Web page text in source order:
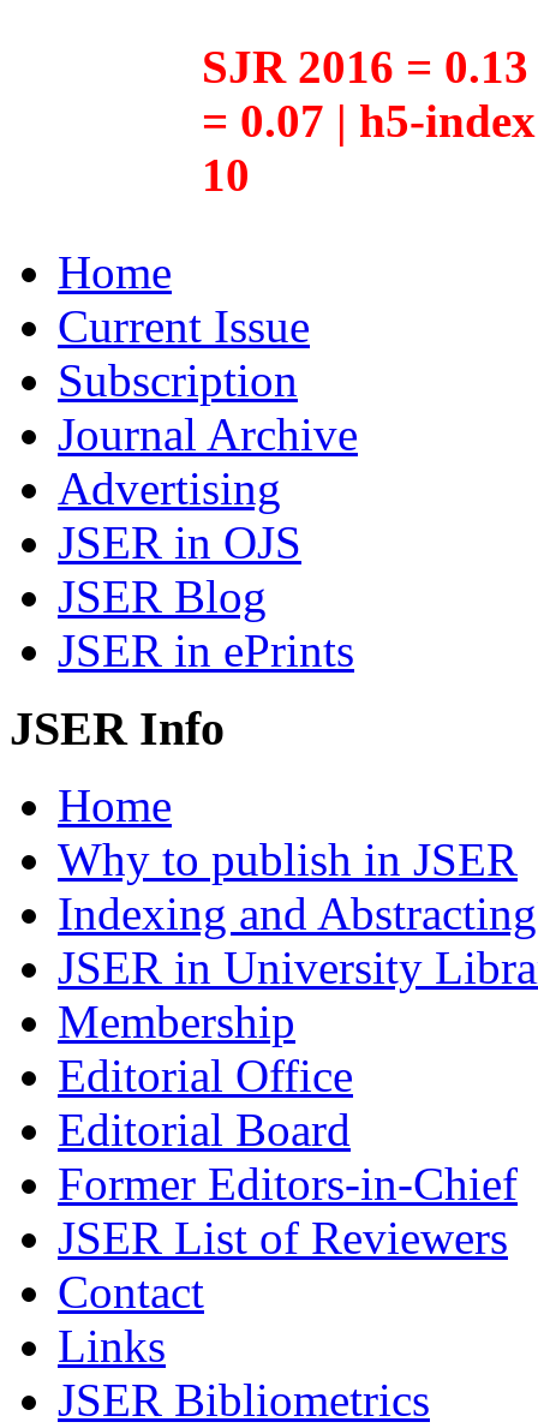
SJR 2016 =
= 0.07 | h5-
10
Home
Current Issue
Subscription
Journal Archive
Advertising
JSER in OJS
JSER Blog
JSER in ePrints
JSER Info
Home
Why to publish in JSER
Indexing and Abstracting
JSER in University
Membership
Editorial Office
Editorial Board
Former Editors-in-Chief
JSER List of Reviewers
Contact
Links
JSER Bibliometrics